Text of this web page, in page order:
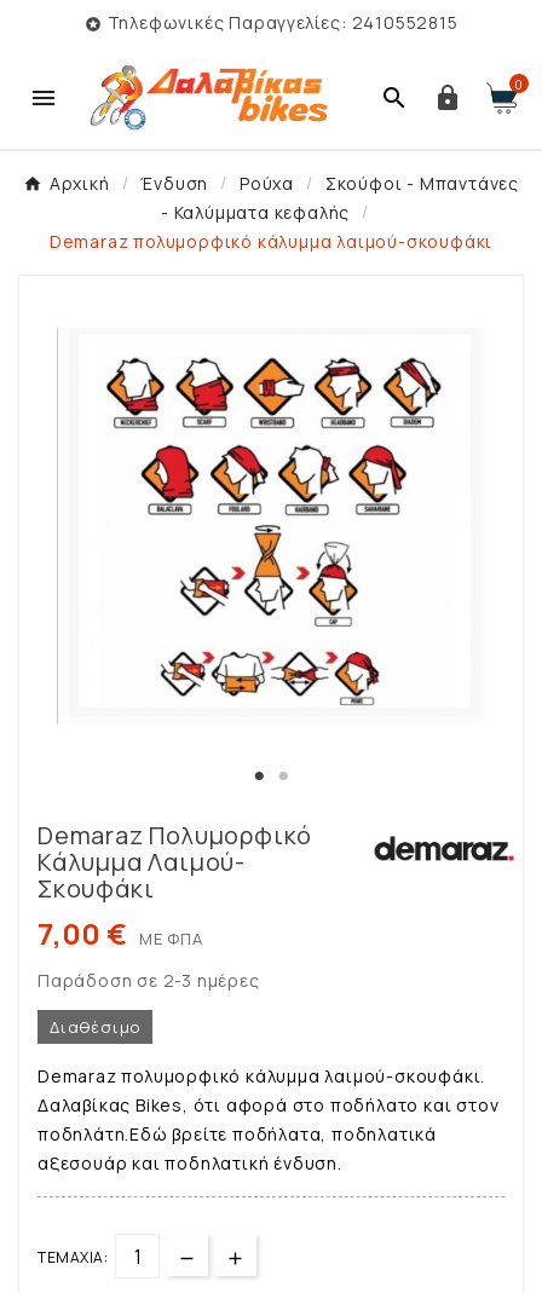
 Τηλεφωνικές Παραγγελίες: 2410552815
   0
Αρχική Ένδυση Ρούχα
Σκούφοι - Μπαντάνες
- Καλύμματα κεφαλής
Demaraz πολυμορφικό κάλυμμα λαιμού-σκουφάκι
Demaraz Πολυμορφικό
Κάλυμμα Λαιμού-
Σκουφάκι
7,00 € ΜΕ ΦΠΑ
Παράδοση σε 2-3 ημέρες
Διαθέσιμο
Demaraz πολυμορφικό κάλυμμα λαιμού-σκουφάκι.
Δαλαβίκας Bikes, ότι αφορά στο ποδήλατο και στον
ποδηλάτη.Εδώ βρείτε ποδήλατα, ποδηλατικά
αξεσουάρ και ποδηλατική ένδυση.
ΤΕΜΆΧΙΑ: